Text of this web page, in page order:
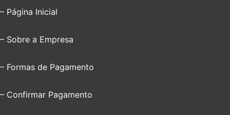
– Página Inicial
– Sobre a Empresa
– Formas de Pagamento
– Confirmar Pagamento